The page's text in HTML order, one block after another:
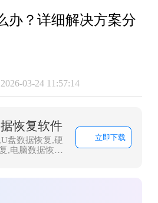
办？详细解决方案分
03-24 11:57:14
恢复软件
盘数据恢复,硬
,电脑数据恢复,
,sd卡数据恢复
立即下载